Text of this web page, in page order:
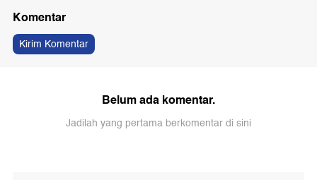
Komentar
Kirim Komentar
Belum ada komentar.
Jadilah yang pertama berkomentar di sini